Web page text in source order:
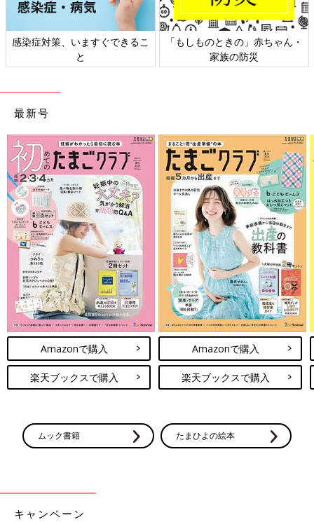
感染症対策、いますぐできるこ
と
「もしものときの」赤ちゃん・
家族の防災
最新号
Amazonで購入
楽天ブックスで購入
Amazonで購入
楽天ブックスで購入
ムック書籍 たまひよの絵本
キャンペーン